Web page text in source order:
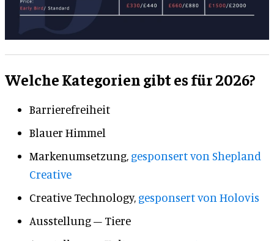
Welche Kategorien gibt es für 2026?
Barrierefreiheit
Blauer Himmel
Markenumsetzung, gesponsert von Shepland
Creative
Creative Technology, gesponsert von Holovis
Ausstellung – Tiere